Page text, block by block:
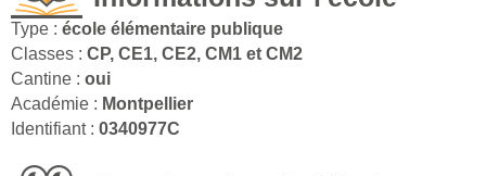
Type : école élémentaire publique
Classes : CP, CE1, CE2, CM1 et CM2
Cantine : oui
Académie : Montpellier
Identifiant : 0340977C